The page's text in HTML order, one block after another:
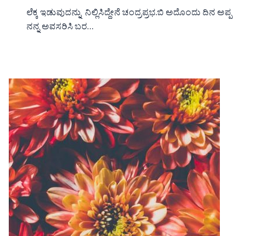
ಲೆಕ್ಕ ಇಡುವುದನ್ನು ನಿಲ್ಲಿಸಿದ್ದೇನೆ ಚಂದ್ರಪ್ರಭ.ಬಿ ಅದೊಂದು ದಿನ ಅಪ್ಪ
ನನ್ನ ಅವಸರಿಸಿ ಬರ…